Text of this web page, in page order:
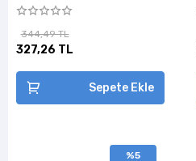
344,49 TL
327,26 TL
Sepete Ekle
%5